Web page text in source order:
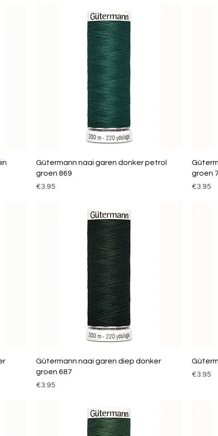
Gütermann naai garen donker petrol
groen 869
Price
€3.95
groen
Price
€3.95
Gütermann naai garen diep donker
groen 687
Price
€3.95
Price
€3.95